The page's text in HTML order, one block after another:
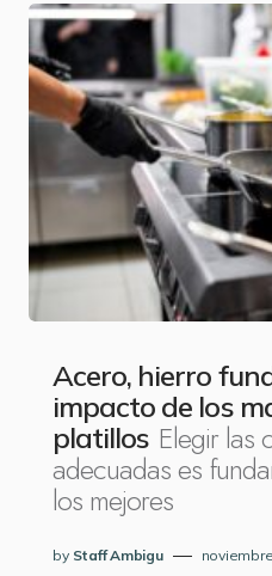
Acero, hierro
impacto de los
platillos Elegir las
adecuadas es
los mejores
by Staff Ambigu